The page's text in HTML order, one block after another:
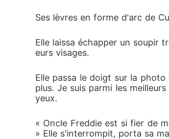
Ses lèvres en forme d'arc de
Elle laissa échapper un soupir
eurs visages.
Elle passa le doigt sur la
plus. Je suis parmi les
yeux.
« Oncle Freddie est si fier de
» Elle s'interrompit, porta sa